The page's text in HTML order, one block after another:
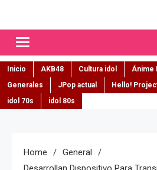
Inicio AKB48 Cultura idol Ánime
Generales
JPop actual Hello!
idol 70s
idol 80s
Home
General